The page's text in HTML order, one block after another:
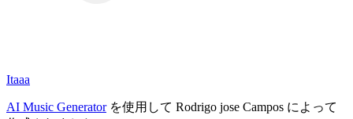
Itaaa
AI Music Generatorを使用して Rodrigo jose Campos によって